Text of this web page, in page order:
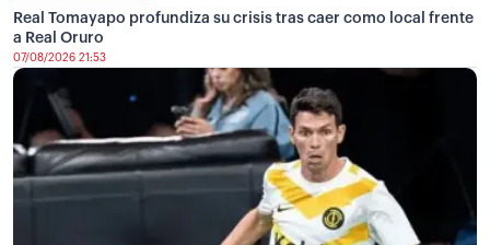
Real Tomayapo profundiza su crisis tras caer como local frente
a Real Oruro
07/08/2026 21:53